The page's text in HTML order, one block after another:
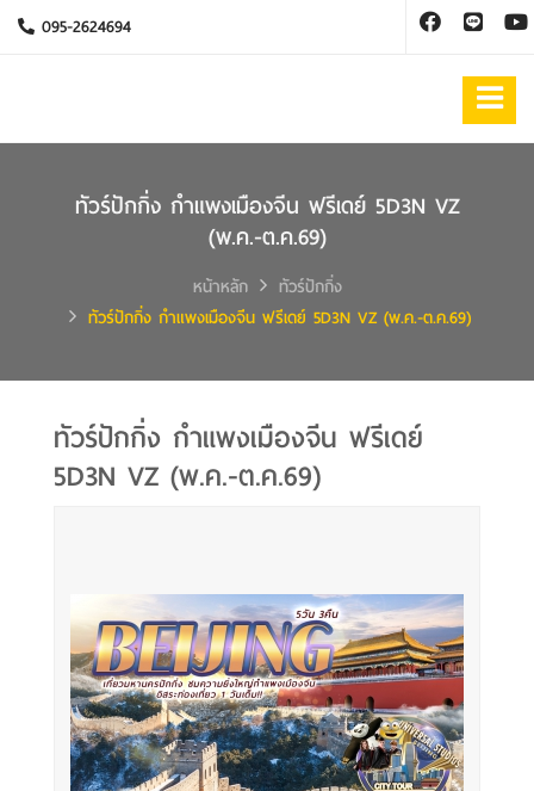
095-2624694
ทัวร์ปักกิ่ง กำแพงเมืองจีน ฟรีเดย์ 5D3N VZ
(พ.ค.-ต.ค.69)
หน้าหลัก
ทัวร์ปักกิ่ง
ทัวร์ปักกิ่ง กำแพงเมืองจีน ฟรีเดย์ 5D3N VZ (พ.ค.-ต.ค.69)
ทัวร์ปักกิ่ง กำแพงเมืองจีน ฟรีเดย์
5D3N VZ (พ.ค.-ต.ค.69)